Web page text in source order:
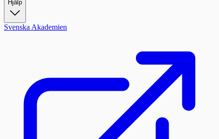
Hjälp
Svenska Akademien